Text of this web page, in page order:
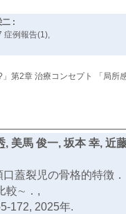
二 :
症例報告(1),
第2章 治療コンセプト 「局所
, 美馬 俊一, 坂本 幸, 近
蓋裂児の骨格的特徴
較∼．,
172, 2025年.